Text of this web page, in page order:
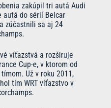
zakúpil tri autá Audi
autá do sérií Belcar
zúčastnili sa aj 24
víťazstvá a rozširuje
Cup-e, v ktorom od
Už v roku 2011,
tím WRT víťazstvo v